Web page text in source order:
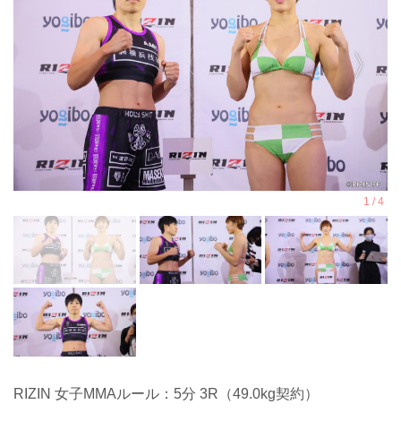
RIZIN 女子MMAルール：5分 3R（49.0kg契約）